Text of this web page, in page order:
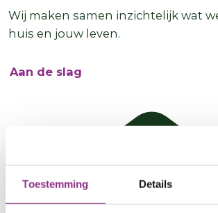
Toestemming Details
Wij maken samen inzichtelijk wat
huis en jouw leven.
Aan de slag